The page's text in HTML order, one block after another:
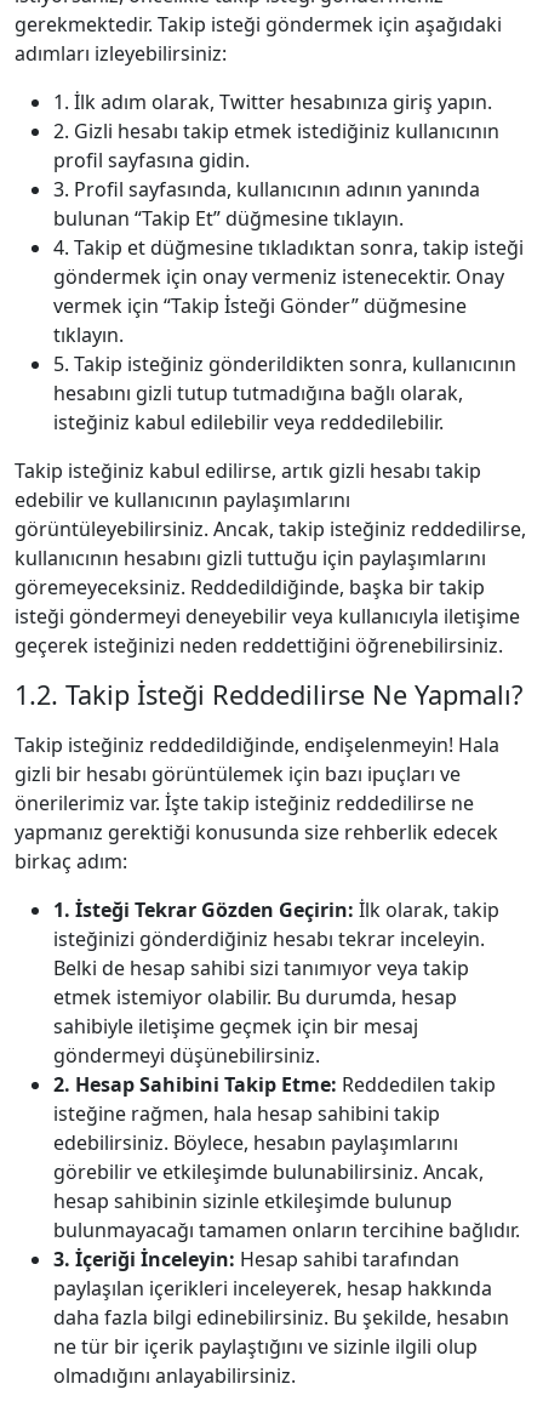
gerekmektedir. Takip isteği göndermek için aşağıdaki
adımları izleyebilirsiniz:
1. İlk adım olarak, Twitter hesabınıza giriş yapın.
2. Gizli hesabı takip etmek istediğiniz kullanıcının
profil sayfasına gidin.
3. Profil sayfasında, kullanıcının adının yanında
bulunan “Takip Et” düğmesine tıklayın.
4. Takip et düğmesine tıkladıktan sonra, takip isteği
göndermek için onay vermeniz istenecektir. Onay
vermek için “Takip İsteği Gönder” düğmesine
tıklayın.
5. Takip isteğiniz gönderildikten sonra, kullanıcının
hesabını gizli tutup tutmadığına bağlı olarak,
isteğiniz kabul edilebilir veya reddedilebilir.
Takip isteğiniz kabul edilirse, artık gizli hesabı takip
edebilir ve kullanıcının paylaşımlarını
görüntüleyebilirsiniz. Ancak, takip isteğiniz reddedilirse,
kullanıcının hesabını gizli tuttuğu için paylaşımlarını
göremeyeceksiniz. Reddedildiğinde, başka bir takip
isteği göndermeyi deneyebilir veya kullanıcıyla iletişime
geçerek isteğinizi neden reddettiğini öğrenebilirsiniz.
1.2. Takip İsteği Reddedilirse Ne Yapmalı?
Takip isteğiniz reddedildiğinde, endişelenmeyin! Hala
gizli bir hesabı görüntülemek için bazı ipuçları ve
önerilerimiz var. İşte takip isteğiniz reddedilirse ne
yapmanız gerektiği konusunda size rehberlik edecek
birkaç adım:
1. İsteği Tekrar Gözden Geçirin: İlk olarak, takip
isteğinizi gönderdiğiniz hesabı tekrar inceleyin.
Belki de hesap sahibi sizi tanımıyor veya takip
etmek istemiyor olabilir. Bu durumda, hesap
sahibiyle iletişime geçmek için bir mesaj
göndermeyi düşünebilirsiniz.
2. Hesap Sahibini Takip Etme: Reddedilen takip
isteğine rağmen, hala hesap sahibini takip
edebilirsiniz. Böylece, hesabın paylaşımlarını
görebilir ve etkileşimde bulunabilirsiniz. Ancak,
hesap sahibinin sizinle etkileşimde bulunup
bulunmayacağı tamamen onların tercihine bağlıdır.
3. İçeriği İnceleyin: Hesap sahibi tarafından
paylaşılan içerikleri inceleyerek, hesap hakkında
daha fazla bilgi edinebilirsiniz. Bu şekilde, hesabın
ne tür bir içerik paylaştığını ve sizinle ilgili olup
olmadığını anlayabilirsiniz.